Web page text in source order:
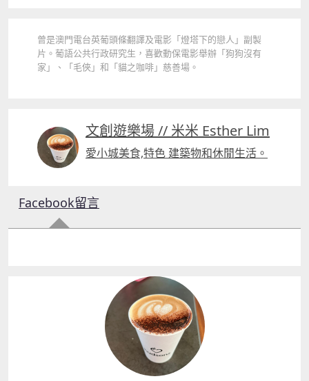
曾是澳門電台英葡頭條翻譯及電影「燈塔下的戀人」副製
片。葡語公共行政研究生，喜歡動保電影舉辦「狗狗沒有
家」、「毛俠」和「貓之咖啡」慈善場。
文創遊樂場 // 米米 Esther Lim
愛小城美食,特色 建築物和休閒生活。
Facebook留言